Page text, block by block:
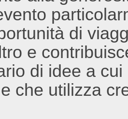
di
e
di idee a
che utilizza